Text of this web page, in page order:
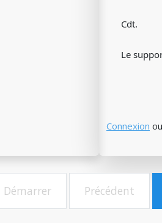
Cdt.
Le
Connexion ou
Démarrer Précédent